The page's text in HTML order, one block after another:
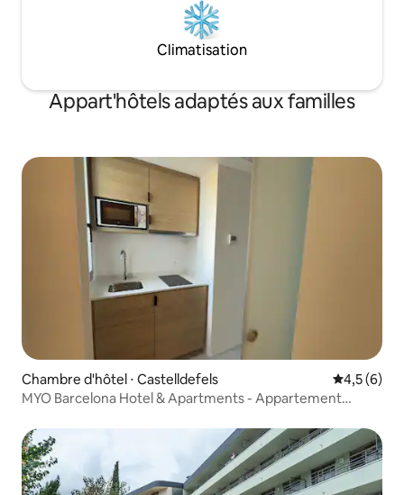
Climatisation
Appart'hôtels adaptés aux familles
Chambre d'hôtel ⋅ Castelldefels Évaluation
4,5 (6)
MYO Barcelona Hotel & Apartments - Appartement